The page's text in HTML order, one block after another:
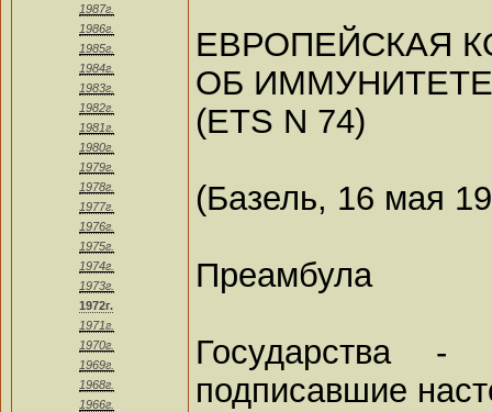
1987г.
1986г.
1985г.
1984г.
1983г.
1982г.
1981г.
1980г.
1979г.
1978г.
1977г.
1976г.
1975г.
1974г.
1973г.
1972г.
1971г.
1970г.
1969г.
1968г.
1966г.
ЕВРОПЕЙСКАЯ
ОБ
(ETS N 74)
(Базель, 16 мая
Преамбула
Государства
подписавшие